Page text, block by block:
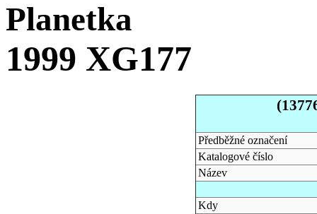
Planetka
1999 XG177
Předběžné označení
Katalogové číslo
Název
Kdy